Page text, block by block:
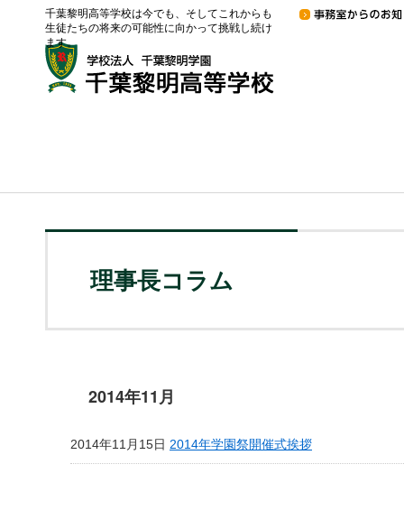
千葉黎明高等学校は今でも、そしてこれからも
生徒たちの将来の可能性に向かって挑戦し続け
ます。
理事長コラム
2014年11月
2014年11月15日 2014年学園祭開催式挨拶